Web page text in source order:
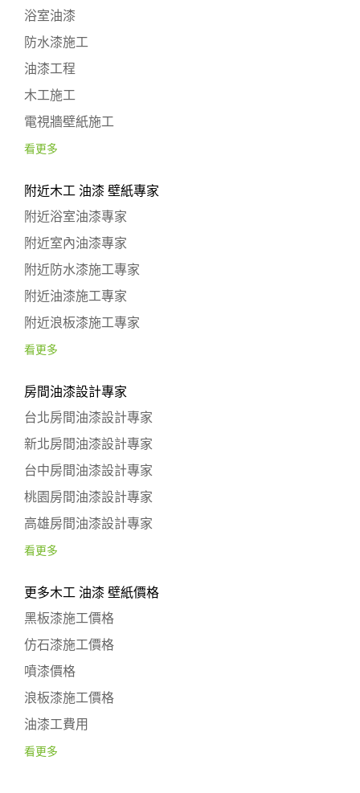
浴室油漆
防水漆施工
油漆工程
木工施工
電視牆壁紙施工
看更多
附近木工 油漆 壁紙專家
附近浴室油漆專家
附近室內油漆專家
附近防水漆施工專家
附近油漆施工專家
附近浪板漆施工專家
看更多
房間油漆設計專家
台北房間油漆設計專家
新北房間油漆設計專家
台中房間油漆設計專家
桃園房間油漆設計專家
高雄房間油漆設計專家
看更多
更多木工 油漆 壁紙價格
黑板漆施工價格
仿石漆施工價格
噴漆價格
浪板漆施工價格
油漆工費用
看更多